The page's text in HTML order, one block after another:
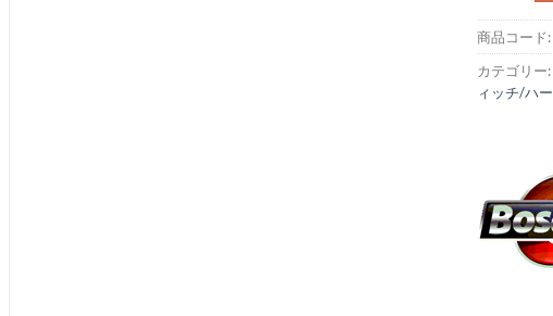
商品コード
カテゴリー
ィッチ/ハ